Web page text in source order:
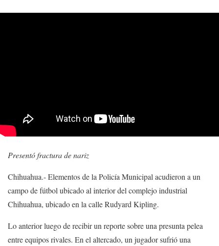
Presentó fractura de nariz
Chihuahua.- Elementos de la Policía Municipal acudieron a un
campo de fútbol ubicado al interior del complejo industrial
Chihuahua, ubicado en la calle Rudyard Kipling.
Lo anterior luego de recibir un reporte sobre una presunta pelea
entre equipos rivales. En el altercado, un jugador sufrió una